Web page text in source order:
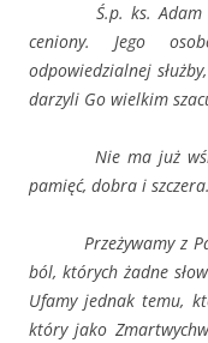
Ś.p. ks. Adam był
ceniony. Jego
odpowiedzialnej
darzyli Go wielkim
Nie ma już wśród
pamięć, dobra i szczera.
Przeżywamy z
ból, których żadne
Ufamy jednak temu,
który jako